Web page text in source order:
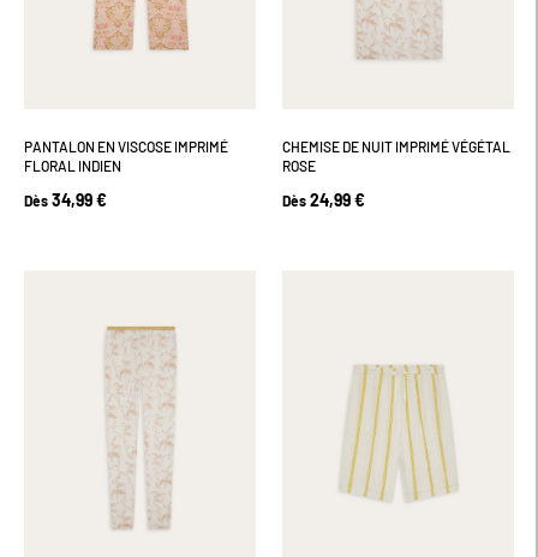
PANTALON EN VISCOSE IMPRIMÉ
FLORAL INDIEN
Dès 34,99 €
CHEMISE DE NUIT IMPRIMÉ VÉGÉTAL
ROSE
Dès 24,99 €